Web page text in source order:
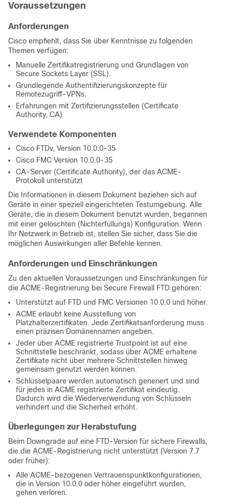
Voraussetzungen
Anforderungen
Cisco empfiehlt, dass Sie über Kenntnisse zu folgenden
Themen verfügen:
Manuelle Zertifikatregistrierung und Grundlagen von
Secure Sockets Layer (SSL).
Grundlegende Authentifizierungskonzepte für
Remotezugriff-VPNs.
Erfahrungen mit Zertifizierungsstellen (Certificate
Authority, CA)
Verwendete Komponenten
Cisco FTDv, Version 10.0.0-35
Cisco FMC Version 10.0.0-35
CA-Server (Certificate Authority), der das ACME-
Protokoll unterstützt
Die Informationen in diesem Dokument beziehen sich auf
Geräte in einer speziell eingerichteten Testumgebung. Alle
Geräte, die in diesem Dokument benutzt wurden, begannen
mit einer gelöschten (Nichterfüllungs) Konfiguration. Wenn
Ihr Netzwerk in Betrieb ist, stellen Sie sicher, dass Sie die
möglichen Auswirkungen aller Befehle kennen.
Anforderungen und Einschränkungen
Zu den aktuellen Voraussetzungen und Einschränkungen für
die ACME-Registrierung bei Secure Firewall FTD gehören:
Unterstützt auf FTD und FMC Versionen 10.0.0 und höher.
ACME erlaubt keine Ausstellung von
Platzhalterzertifikaten. Jede Zertifikatsanforderung muss
einen präzisen Domänennamen angeben.
Jeder über ACME registrierte Trustpoint ist auf eine
Schnittstelle beschränkt, sodass über ACME erhaltene
Zertifikate nicht über mehrere Schnittstellen hinweg
gemeinsam genutzt werden können.
Schlüsselpaare werden automatisch generiert und sind
für jedes in ACME registrierte Zertifikat eindeutig.
Dadurch wird die Wiederverwendung von Schlüsseln
verhindert und die Sicherheit erhöht.
Überlegungen zur Herabstufung
Beim Downgrade auf eine FTD-Version für sichere Firewalls,
die die ACME-Registrierung nicht unterstützt (Version 7.7
oder früher):
Alle ACME-bezogenen Vertrauenspunktkonfigurationen,
die in Version 10.0.0 oder höher eingeführt wurden,
gehen verloren.